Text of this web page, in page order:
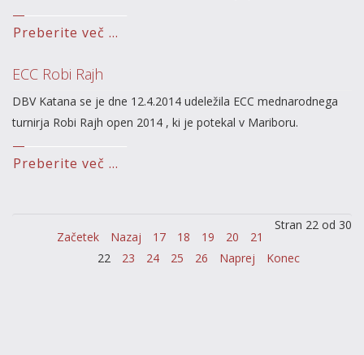
Preberite več ...
ECC Robi Rajh
DBV Katana se je dne 12.4.2014 udeležila ECC mednarodnega
turnirja Robi Rajh open 2014 , ki je potekal v Mariboru.
Preberite več ...
Stran 22 od 30
Začetek Nazaj 17 18 19 20
21
22
23 24 25 26 Naprej Konec